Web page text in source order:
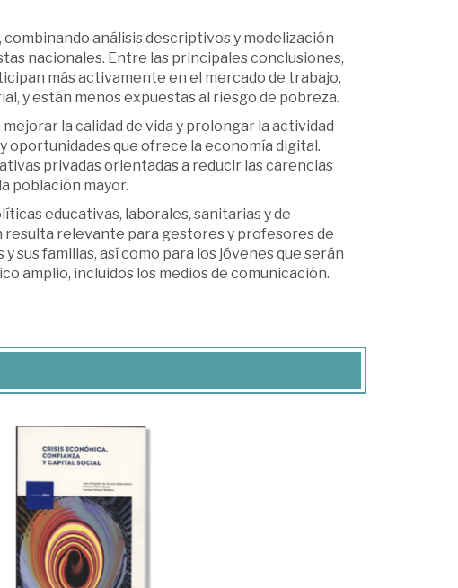
análisis descriptivos y modelización
nacionales. Entre las principales conclusiones,
más activamente en el mercado de trabajo,
y están menos expuestas al riesgo de pobreza.
la calidad de vida y prolongar la actividad
oportunidades que ofrece la economía digital.
privadas orientadas a reducir las carencias
población mayor.
educativas, laborales, sanitarias y de
resulta relevante para gestores y profesores de
familias, así como para los jóvenes que serán
amplio, incluidos los medios de comunicación.